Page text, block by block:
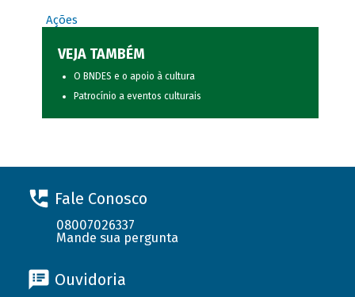
Ações
VEJA TAMBÉM
O BNDES e o apoio à cultura
Patrocínio a eventos culturais
Fale Conosco
08007026337
Mande sua pergunta
Ouvidoria